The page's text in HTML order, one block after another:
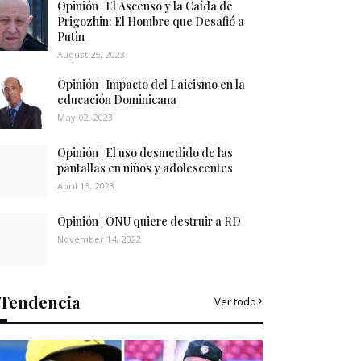
Opinión | El Ascenso y la Caída de
Prigozhin: El Hombre que Desafió a
Putin
August 25, 2023
Opinión | Impacto del Laicismo en la
educación Dominicana
May 02, 2023
Opinión | El uso desmedido de las
pantallas en niños y adolescentes
April 13, 2023
Opinión | ONU quiere destruir a RD
November 14, 2022
Ver todo